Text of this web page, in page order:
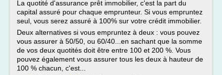
La quotité d'assurance prêt immobilier, c'est la part du
capital assuré pour chaque emprunteur. Si vous empruntez
seul, vous serez assuré à 100% sur votre crédit immobilier.
Deux alternatives si vous empruntez à deux : vous pouvez
vous assurer à 50/50, ou 60/40...en sachant que la somme
de vos deux quotités doit être entre 100 et 200 %. Vous
pouvez également vous assurer tous les deux à hauteur de
100 % chacun, c'est...